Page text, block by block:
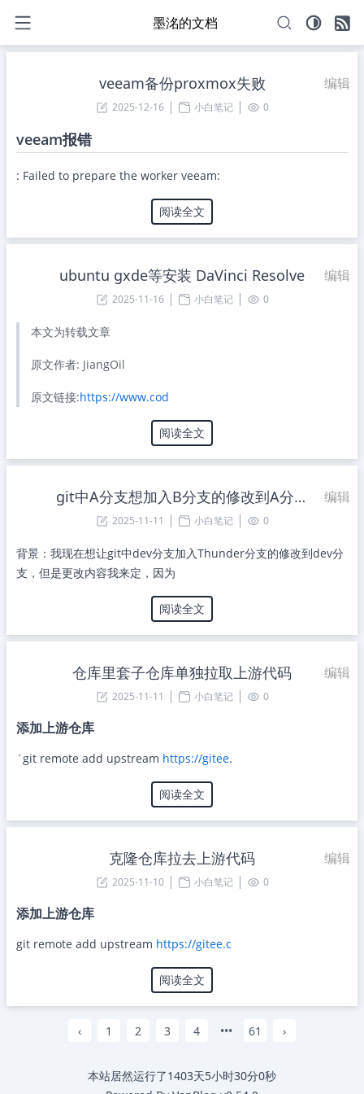
墨洺的文档
veeam备份proxmox失败 编辑
2025-12-16 小白笔记 0
veeam报错
: Failed to prepare the worker veeam:
阅读全文
ubuntu gxde等安装 DaVinci Resolve 编辑
2025-11-16 小白笔记 0
本文为转载文章
原文作者: JiangOil
原文链接:https://www.cod
阅读全文
git中A分支想加入B分支的修改到A分支 编辑
2025-11-11 小白笔记 0
背景：我现在想让git中dev分支加入Thunder分支的修改到dev分
支，但是更改内容我来定，因为
阅读全文
仓库里套子仓库单独拉取上游代码 编辑
2025-11-11 小白笔记 0
添加上游仓库
`git remote add upstream https://gitee.
阅读全文
克隆仓库拉去上游代码 编辑
2025-11-10 小白笔记 0
添加上游仓库
git remote add upstream https://gitee.c
阅读全文
‹ 1 2 3 4 ••• 61 ›
本站居然运行了1403天5小时30分0秒